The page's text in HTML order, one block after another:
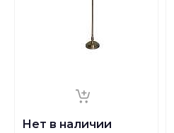
Нет в наличии